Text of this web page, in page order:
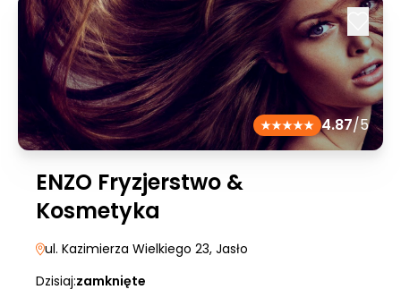
4.87/5
ENZO Fryzjerstwo &
Kosmetyka
ul. Kazimierza Wielkiego 23, Jasło
Dzisiaj:zamknięte